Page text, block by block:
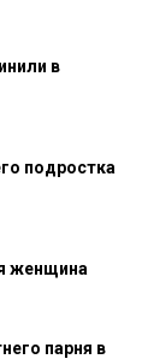
в
подростка
женщина
парня в